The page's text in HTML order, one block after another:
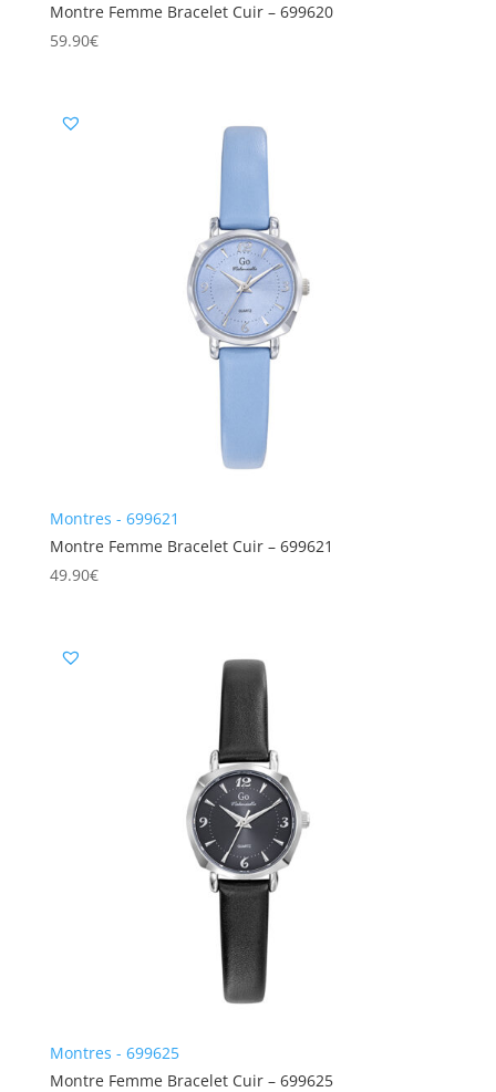
Montre Femme Bracelet Cuir – 699620
59.90€
Montres - 699621
Montre Femme Bracelet Cuir – 699621
49.90€
Montres - 699625
Montre Femme Bracelet Cuir – 699625